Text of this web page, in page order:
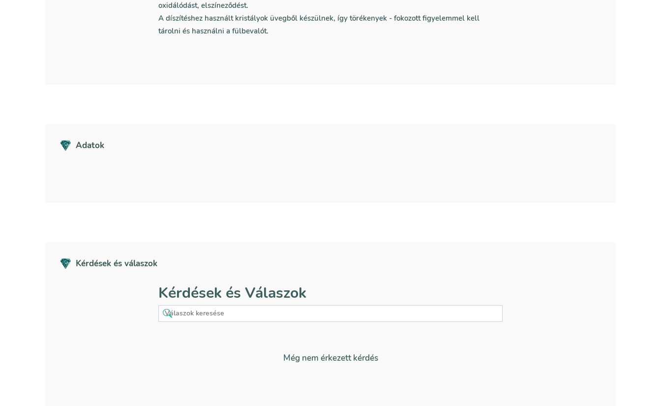
oxidálódást, elszíneződést.
A díszítéshez használt kristályok üvegből készülnek, így törékenyek - fokozott figyelemmel kell
tárolni és használni a fülbevalót.
Adatok
Kérdések és válaszok
Kérdések és Válaszok
Még nem érkezett kérdés